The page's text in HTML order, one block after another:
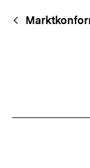
Content-
Navigation